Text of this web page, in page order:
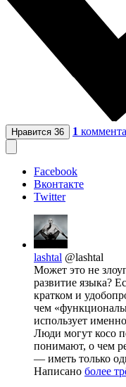
Нравится 36 1
Facebook
Вконтакте
Twitter
lashtal @lashtal
Может это не
развитие языка?
кратком и
чем
использует
Люди могут косо
понимают, о чем
— иметь только
Написано более